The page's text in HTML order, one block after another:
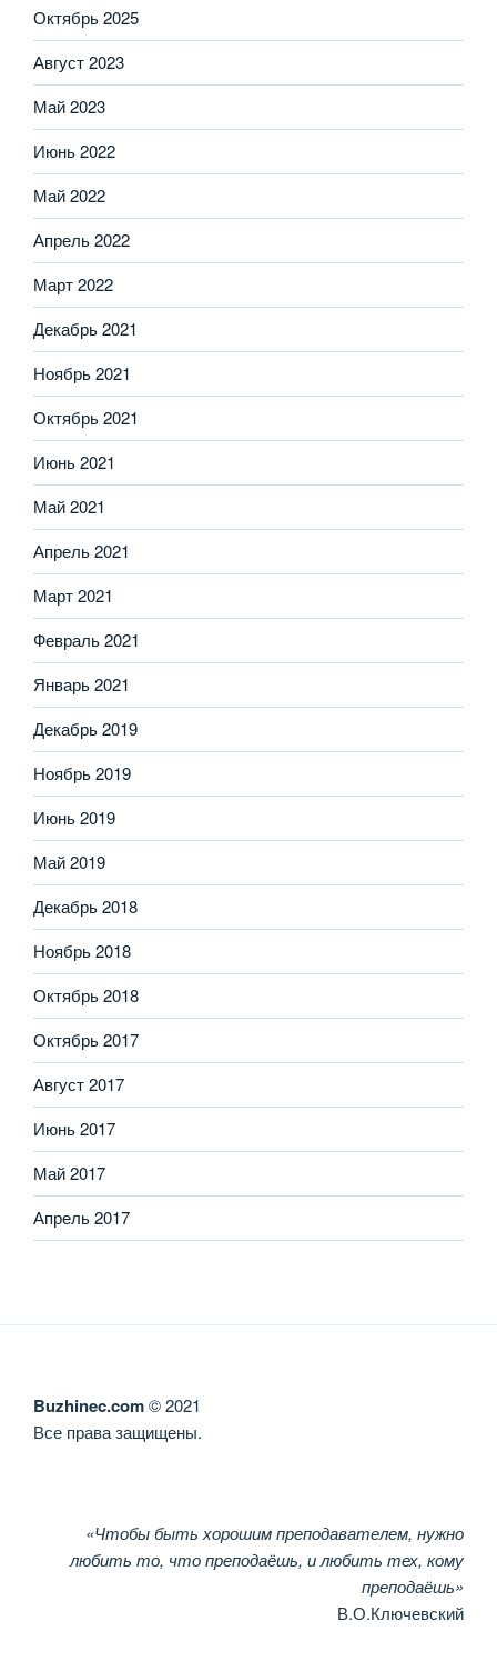
Октябрь 2025
Август 2023
Май 2023
Июнь 2022
Май 2022
Апрель 2022
Март 2022
Декабрь 2021
Ноябрь 2021
Октябрь 2021
Июнь 2021
Май 2021
Апрель 2021
Март 2021
Февраль 2021
Январь 2021
Декабрь 2019
Ноябрь 2019
Июнь 2019
Май 2019
Декабрь 2018
Ноябрь 2018
Октябрь 2018
Октябрь 2017
Август 2017
Июнь 2017
Май 2017
Апрель 2017
Buzhinec.com© 2021
Все права защищены.
«Чтобы быть хорошим преподавателем, нужно
любить то, что преподаёшь, и любить тех, кому
преподаёшь»
В.О.Ключевский